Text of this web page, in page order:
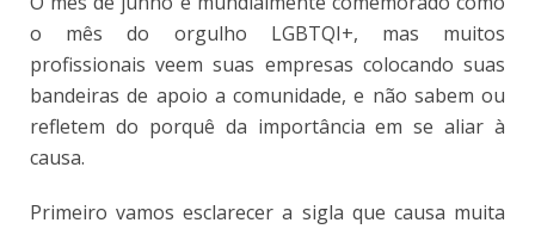
o mês do orgulho LGBTQI+, mas muitos
profissionais veem suas empresas colocando suas
bandeiras de apoio a comunidade, e não sabem ou
refletem do porquê da importância em se aliar à
causa.
Primeiro vamos esclarecer a sigla que causa muita